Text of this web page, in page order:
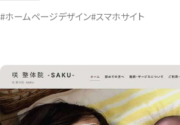
#ホームページデザイン#スマホサイト